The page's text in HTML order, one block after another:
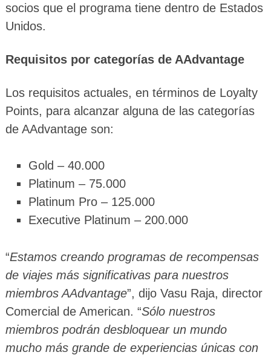
socios que el programa tiene dentro de Estados
Unidos.
Requisitos por categorías de AAdvantage
Los requisitos actuales, en términos de Loyalty
Points, para alcanzar alguna de las categorías
de AAdvantage son:
Gold – 40.000
Platinum – 75.000
Platinum Pro – 125.000
Executive Platinum – 200.000
“Estamos creando programas de recompensas
de viajes más significativas para nuestros
miembros AAdvantage”, dijo Vasu Raja, director
Comercial de American. “Sólo nuestros
miembros podrán desbloquear un mundo
mucho más grande de experiencias únicas con